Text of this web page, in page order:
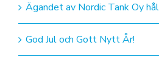
Ägandet av Nordic Tank Oy
God Jul och Gott Nytt År!